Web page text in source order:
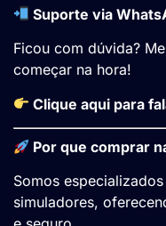
Suporte via
Ficou com dúvida?
começar na hora!
Clique aqui para
Por que comprar
Somos
simuladores,